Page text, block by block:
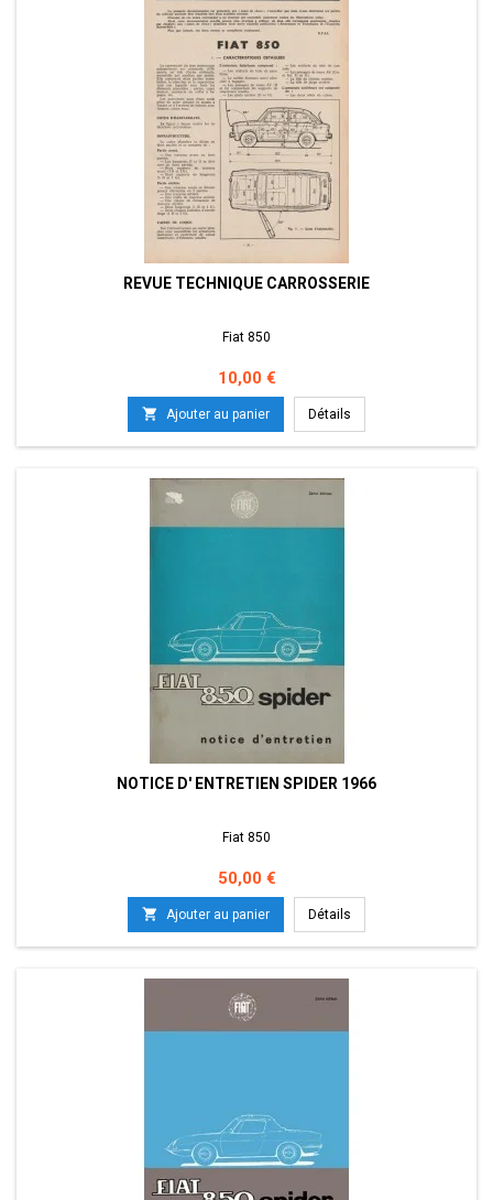
REVUE TECHNIQUE CARROSSERIE
Fiat 850
Prix
10,00 €
 Ajouter au panier Détails
NOTICE D' ENTRETIEN SPIDER 1966
Fiat 850
Prix
50,00 €
 Ajouter au panier Détails